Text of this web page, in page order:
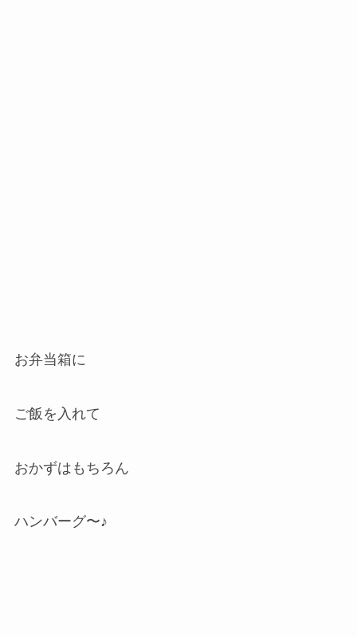
お弁当箱に
ご飯を入れて
おかずはもちろん
ハンバーグ〜♪